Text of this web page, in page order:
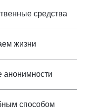
средства
жизни
анонимности
способом